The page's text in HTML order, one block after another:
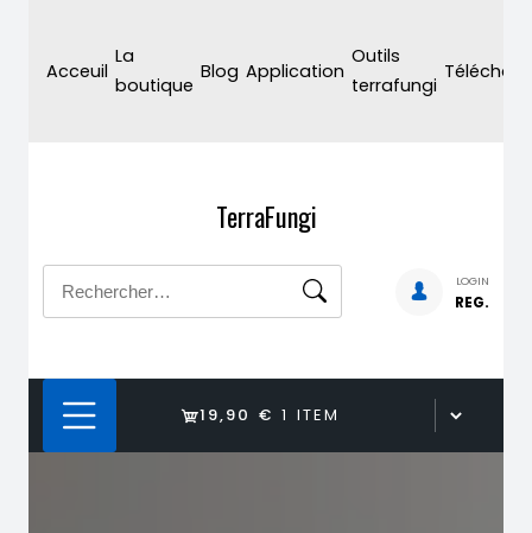
content
Acceuil
La
boutique
Blog Application
Outils
terrafungi
TerraFungi
Rechercher : LOGIN
REG.
19,90 € 1 ITEM